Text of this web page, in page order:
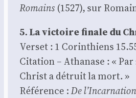
Romains (1527), sur
5. La vic­toire finale du
Ver­set : 1 Corin­thiens
Cita­tion – Atha­nase : «
Christ a détruit la mort. »
Réfé­rence :De